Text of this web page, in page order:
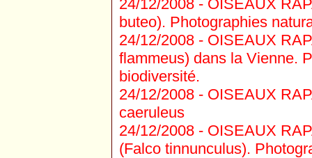
24/12/2008 - OISEAUX
buteo). Photographies
24/12/2008 - OISEAUX
flammeus) dans la Vienne.
biodiversité.
24/12/2008 - OISEAUX
caeruleus
24/12/2008 - OISEAUX
(Falco tinnunculus).